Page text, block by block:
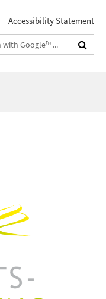
Accessibility Statement